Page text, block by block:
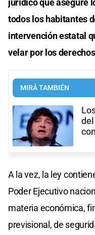
jurídico que asegure
todos los habitantes
intervención estatal
velar por los
MIRÁ TAMBIÉN
A la vez, la ley
Poder Ejecutivo
materia económica,
previsional, de